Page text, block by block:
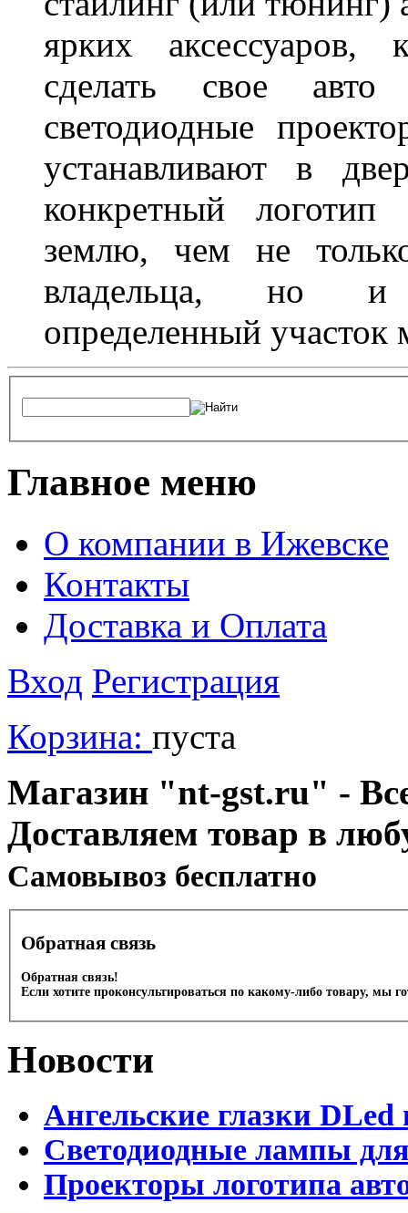
ярких аксессуаров,
сделать свое
светодиодные
устанавливают в
конкретный логотип
землю, чем не
владельца, но и
определенный участок
Главное меню
О компании в Ижевске
Контакты
Доставка и Оплата
Вход Регистрация
Корзина: пуста
Магазин "nt-gst.ru" -
Доставляем товар в
Cамовывоз бесплатно
Обратная связь
Обратная связь!
Если хотите проконсультироваться по какому-либо товару, мы
Новости
Ангельские глазки DLed
Светодиодные лампы
Проекторы логотипа